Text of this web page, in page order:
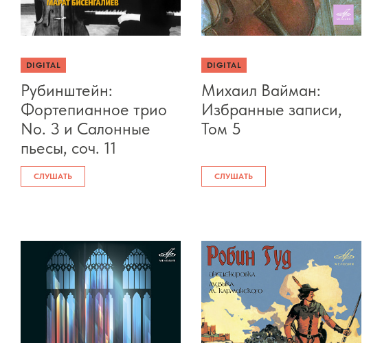
DIGITAL
Рубинштейн:
Фортепианное трио
No. 3 и Салонные
пьесы, соч. 11
СЛУШАТЬ
DIGITAL
Михаил Вайман:
Избранные записи,
Том 5
СЛУШАТЬ